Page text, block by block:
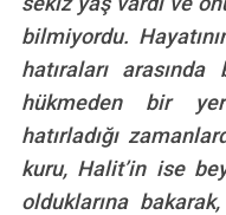
bilmiyordu.
hatıraları
hükmeden bir
hatırladığı
kuru, Halit’in ise
olduklarına